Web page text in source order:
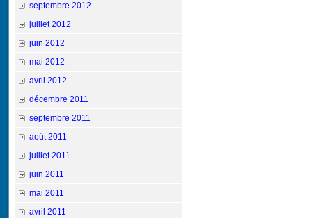
septembre 2012
juillet 2012
juin 2012
mai 2012
avril 2012
décembre 2011
septembre 2011
août 2011
juillet 2011
juin 2011
mai 2011
avril 2011